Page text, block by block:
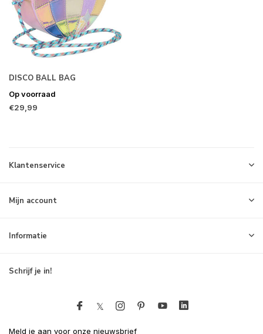
DISCO BALL BAG
Op voorraad
€29,99
Klantenservice
Mijn account
Informatie
Schrijf je in!
Meld je aan voor onze nieuwsbrief